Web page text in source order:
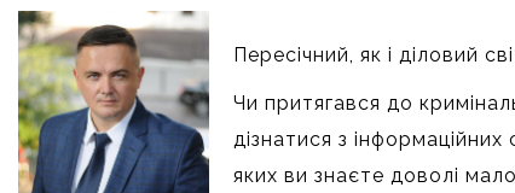
Пересічний, як і діловий
Чи притягався до
дізнатися з
яких ви знаєте доволі